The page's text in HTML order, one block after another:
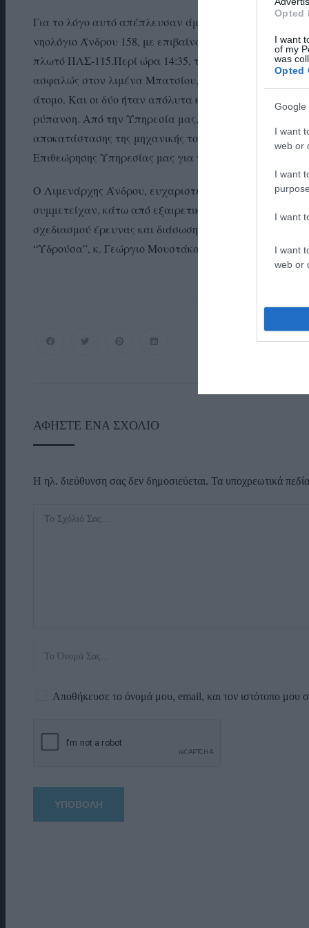
Opted
I want
of my
was
Opted
Google
I want
web or
I want
I want
I want
web or
Για το λόγο αυτό απέπλευσαν άμεσα από τον κοντινό
νηολόγιο Άνδρου 158, με επιβαίνοντα και στέλεχος
πλωτό ΠΛΣ-115.Περί ώρα 14:35, το σκάφος
ασφαλώς στον λιμένα Μπατσίου, περί ώρα 15:30. Στο
άτομο. Και οι δύο ήταν απόλυτα καλά στην υγεία
ρύπανση. Από την Υπηρεσία μας, απαγορεύτηκε ο
αποκατάστασης της μηχανικής του βλάβης και
Επιθεώρησης Υπηρεσίας μας για τη διαπίστωση της
Ο Λιμενάρχης Άνδρου, ευχαριστεί όλα τα στελέχη
συμμετείχαν, κάτω από εξαιρετικά αντίξοες καιρικές
σχεδιασμού έρευνας και διάσωσης, αλλά και
“Υδρούσα”, κ. Γεώργιο Μουστάκα, για την άμεση
ΑΦΉΣΤΕ ΈΝΑ ΣΧΌΛΙΟ
Η ηλ. διεύθυνση σας δεν δημοσιεύεται. Τα υποχρεωτικά
Αποθήκευσε το όνομά μου, email, και τον ιστότοπο μου